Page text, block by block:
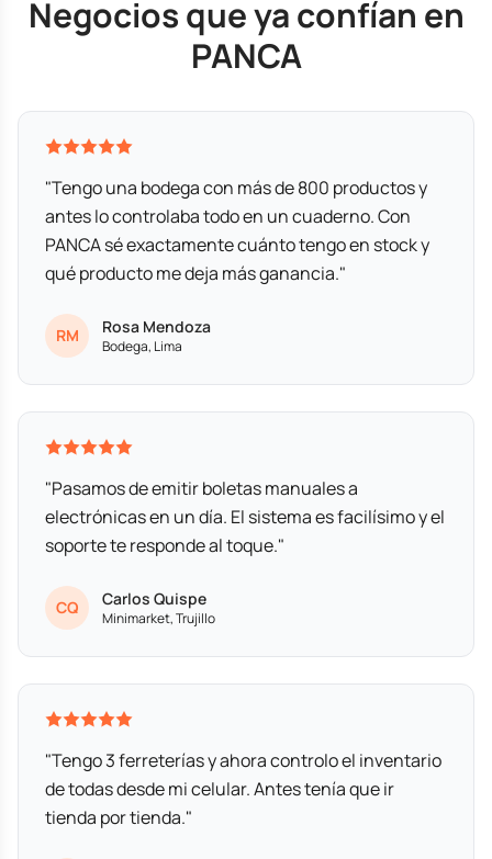
Negocios que ya confían en
PANCA
"Tengo una bodega con más de 800 productos y
antes lo controlaba todo en un cuaderno. Con
PANCA sé exactamente cuánto tengo en stock y
qué producto me deja más ganancia."
RM Rosa Mendoza
Bodega, Lima
"Pasamos de emitir boletas manuales a
electrónicas en un día. El sistema es facilísimo y el
soporte te responde al toque."
CQ Carlos Quispe
Minimarket, Trujillo
"Tengo 3 ferreterías y ahora controlo el inventario
de todas desde mi celular. Antes tenía que ir
tienda por tienda."